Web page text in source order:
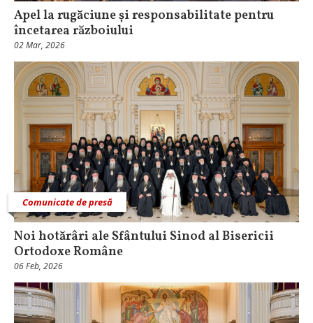
Apel la rugăciune și responsabilitate pentru
încetarea războiului
02 Mar, 2026
Comunicate de presă
Noi hotărâri ale Sfântului Sinod al Bisericii
Ortodoxe Române
06 Feb, 2026